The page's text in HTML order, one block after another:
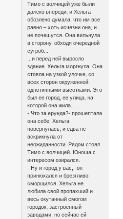
Тимо с волчицей уже были
далеко впереди, и Хельга
обозлено думала, что им все
равно – хоть исчезни она, и
не почешутся. Она вильнула
в сторону, обходя очередной
сугроб...
...и перед ней выросло
здание. Хельга моргнула. Она
стояла на узкой улочке, со
всех сторон окруженной
однотипными высотками. Это
был ее город, ее улица, на
которой она жила...
- Что за ерунда?- прошептала
она себе. Хельга
повернулась, и едва не
вскрикнула от
неожиданности. Рядом стоял
Тимо с волчицей. Юноша с
интересом озирался.
- Ну и город у вас,- он
принюхался и брезгливо
сморщился. Хельга не
любила свой пропахший и
весь окутанный смогом
городок, застроенный
заводами, но сейчас ей